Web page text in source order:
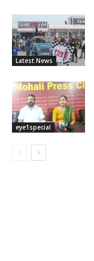
Latest News
eye1special